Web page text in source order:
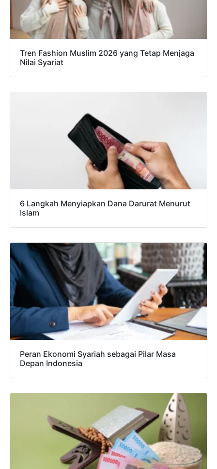
Tren Fashion Muslim 2026 yang Tetap Menjaga
Nilai Syariat
6 Langkah Menyiapkan Dana Darurat Menurut
Islam
Peran Ekonomi Syariah sebagai Pilar Masa
Depan Indonesia